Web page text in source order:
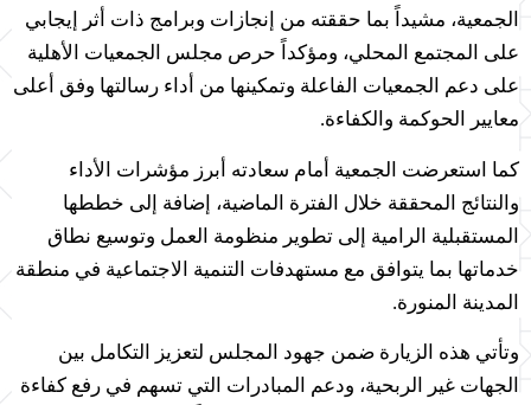
الجمعية، مشيداً بما حققته من إنجازات وبرامج ذات أثر إيجابي
على المجتمع المحلي، ومؤكداً حرص مجلس الجمعيات الأهلية
على دعم الجمعيات الفاعلة وتمكينها من أداء رسالتها وفق أعلى
معايير الحوكمة والكفاءة.
كما استعرضت الجمعية أمام سعادته أبرز مؤشرات الأداء
والنتائج المحققة خلال الفترة الماضية، إضافة إلى خططها
المستقبلية الرامية إلى تطوير منظومة العمل وتوسيع نطاق
خدماتها بما يتوافق مع مستهدفات التنمية الاجتماعية في منطقة
المدينة المنورة.
وتأتي هذه الزيارة ضمن جهود المجلس لتعزيز التكامل بين
الجهات غير الربحية، ودعم المبادرات التي تسهم في رفع كفاءة